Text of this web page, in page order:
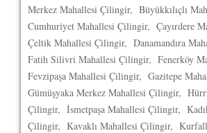
Merkez Mahallesi Çilingir, Büyükkılıçlı
Cumhuriyet Mahallesi Çilingir, Çayırdere
Çeltik Mahallesi Çilingir, Danamandıra
Fatih Silivri Mahallesi Çilingir, Fenerköy
Fevzipaşa Mahallesi Çilingir, Gazitepe
Gümüşyaka Merkez Mahallesi Çilingir,
Çilingir, İsmetpaşa Mahallesi Çilingir,
Çilingir, Kavaklı Mahallesi Çilingir,